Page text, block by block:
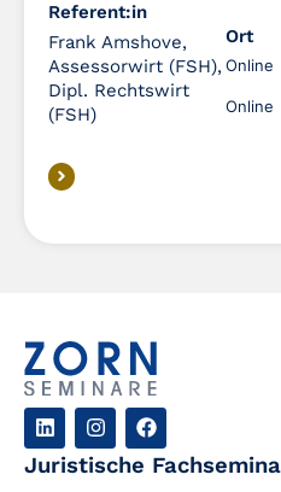
Referent:in
Frank Amshove,
Assessorwirt (FSH),
Dipl. Rechtswirt
(FSH)
Ort
Online
Online
Juristische